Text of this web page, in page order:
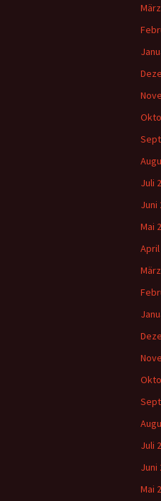
Juli
Juni
Mai
April
Juli
Juni
Mai